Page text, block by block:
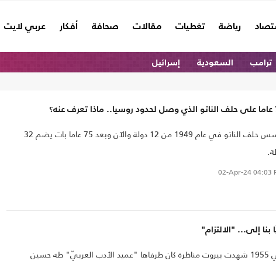
رياضة تغطيات مقالات صحافة أفكار عربي لايت
ترامب السعودية إسرائيل
عنه؟
تأسس حلف الناتو في عام 1949 من 12 دولة والآن وبعد 75 عاما بات يضم 32
02-Apr-2404:03
بنا إلى... "الالتزام"
في 1955 شهدت بيروت مناظرة كان طرفاها "عميد الأدب العربيّ" طه حسين